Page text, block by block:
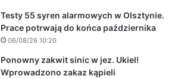
Testy 55 syren alarmowych w Olsztynie.
Prace potrwają do końca października
06/08/26 10:20
Ponowny zakwit sinic w jez. Ukiel!
Wprowadzono zakaz kąpieli